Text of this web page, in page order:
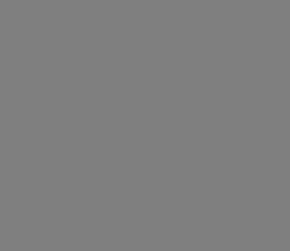
Fehlerbehebung, Bereitstellung und